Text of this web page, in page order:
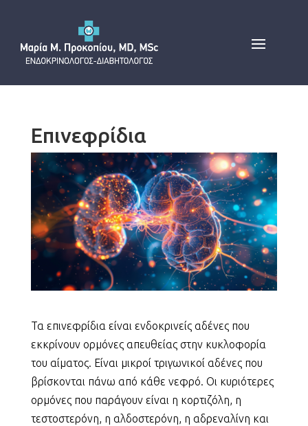
Επινεφρίδια
Τα επινεφρίδια είναι ενδοκρινείς αδένες που
εκκρίνουν ορμόνες απευθείας στην κυκλοφορία
του αίματος. Είναι μικροί τριγωνικοί αδένες που
βρίσκονται πάνω από κάθε νεφρό. Οι κυριότερες
ορμόνες που παράγουν είναι η κορτιζόλη, η
τεστοστερόνη, η αλδοστερόνη, η αδρεναλίνη και